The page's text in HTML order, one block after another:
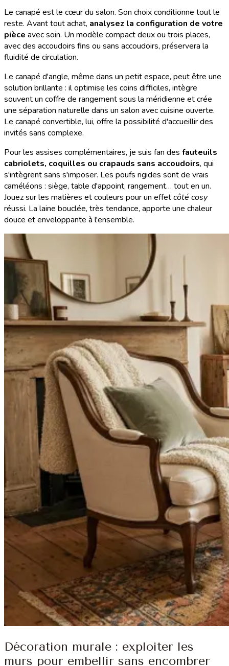
Le canapé est le cœur du salon. Son choix conditionne tout le
reste. Avant tout achat, analysez la configuration de votre
pièce avec soin. Un modèle compact deux ou trois places,
avec des accoudoirs fins ou sans accoudoirs, préservera la
fluidité de circulation.
Le canapé d'angle, même dans un petit espace, peut être une
solution brillante : il optimise les coins difficiles, intègre
souvent un coffre de rangement sous la méridienne et crée
une séparation naturelle dans un salon avec cuisine ouverte.
Le canapé convertible, lui, offre la possibilité d'accueillir des
invités sans complexe.
Pour les assises complémentaires, je suis fan des fauteuils
cabriolets, coquilles ou crapauds sans accoudoirs, qui
s'intègrent sans s'imposer. Les poufs rigides sont de vrais
caméléons : siège, table d'appoint, rangement… tout en un.
Jouez sur les matières et couleurs pour un effetcôté cosy
réussi. La laine bouclée, très tendance, apporte une chaleur
douce et enveloppante à l'ensemble.
Décoration murale : exploiter les
murs pour embellir sans encombrer